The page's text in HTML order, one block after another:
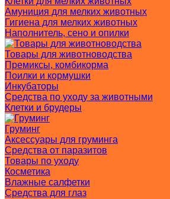
Амуниция для мелких животных
Гигиена для мелких животных
Наполнитель, сено и опилки
Товары для животноводства
Премиксы, комбикорма
Поилки и кормушки
Инкубаторы
Средства по уходу за животными
Клетки и брудеры
Груминг
Аксессуары для груминга
Средства от паразитов
Товары по уходу
Косметика
Влажные салфетки
Средства для глаз